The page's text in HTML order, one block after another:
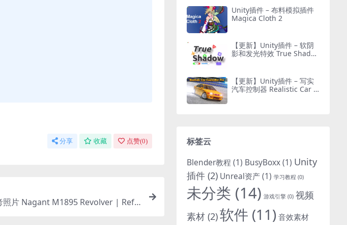
分享 收藏 点赞(0)
照片 Nagant M1895 Revolver | Refe
Unity插件 – 布料模拟插件
Magica Cloth 2
【更新】Unity插件 – 软阴
影和发光特效 True Shado
【更新】Unity插件 – 写实
汽车控制器 Realistic Car C
标签云
Blender教程 (1) BusyBoxx(1) Unity
插件 (2) Unreal资产(1) 学习教程 (0)
未分类 (14) 游戏引擎 (0) 视频
素材 (2)软件 (11)音效素材